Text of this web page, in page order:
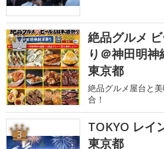
2
絶品グルメ
り＠神田明
東京都
絶品グルメ屋台と
合！
3
TOKYO レイ
東京都